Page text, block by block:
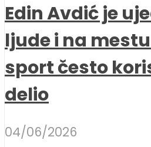
Edin Avdić je
ljude i na
sport često
delio
04/06/2026